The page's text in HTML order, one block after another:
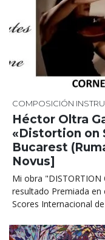
COMPOSICIÓN
Héctor Oltra
«Distortion on
Bucarest
Novus]
Mi obra "DISTORTION
resultado Premiada en
Scores Internacional